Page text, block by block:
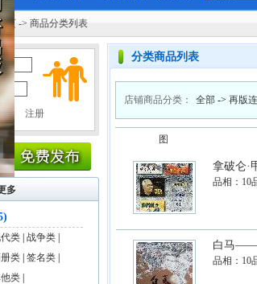
页 -> 商品分类列表
多
类 战争类
类 签名类
类
分类商品列表
店铺商品分类： 全部 -> 再版
图
拿破仑·
品相： 10
白马
品相： 10